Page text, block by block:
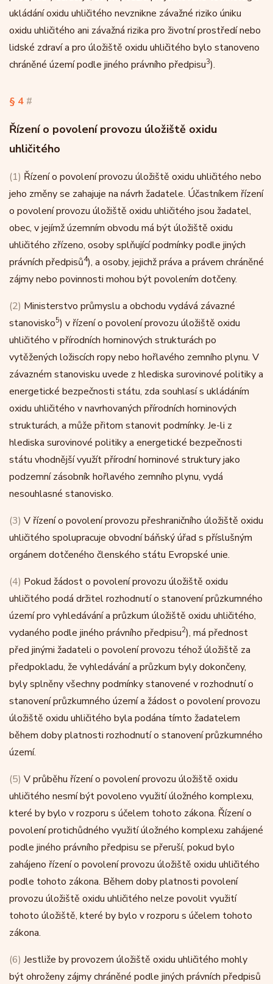
ukládání oxidu uhličitého nevznikne závažné riziko úniku
oxidu uhličitého ani závažná rizika pro životní prostředí nebo
lidské zdraví a pro úložiště oxidu uhličitého bylo stanoveno
chráněné území podle jiného právního předpisu3).
§ 4 #
Řízení o povolení provozu úložiště oxidu
uhličitého
(1) Řízení o povolení provozu úložiště oxidu uhličitého nebo
jeho změny se zahajuje na návrh žadatele. Účastníkem řízení
o povolení provozu úložiště oxidu uhličitého jsou žadatel,
obec, v jejímž územním obvodu má být úložiště oxidu
uhličitého zřízeno, osoby splňující podmínky podle jiných
právních předpisů4), a osoby, jejichž práva a právem chráněné
zájmy nebo povinnosti mohou být povolením dotčeny.
(2) Ministerstvo průmyslu a obchodu vydává závazné
stanovisko5) v řízení o povolení provozu úložiště oxidu
uhličitého v přírodních horninových strukturách po
vytěžených ložiscích ropy nebo hořlavého zemního plynu. V
závazném stanovisku uvede z hlediska surovinové politiky a
energetické bezpečnosti státu, zda souhlasí s ukládáním
oxidu uhličitého v navrhovaných přírodních horninových
strukturách, a může přitom stanovit podmínky. Je-li z
hlediska surovinové politiky a energetické bezpečnosti
státu vhodnější využít přírodní horninové struktury jako
podzemní zásobník hořlavého zemního plynu, vydá
nesouhlasné stanovisko.
(3) V řízení o povolení provozu přeshraničního úložiště oxidu
uhličitého spolupracuje obvodní báňský úřad s příslušným
orgánem dotčeného členského státu Evropské unie.
(4) Pokud žádost o povolení provozu úložiště oxidu
uhličitého podá držitel rozhodnutí o stanovení průzkumného
území pro vyhledávání a průzkum úložiště oxidu uhličitého,
vydaného podle jiného právního předpisu2), má přednost
před jinými žadateli o povolení provozu téhož úložiště za
předpokladu, že vyhledávání a průzkum byly dokončeny,
byly splněny všechny podmínky stanovené v rozhodnutí o
stanovení průzkumného území a žádost o povolení provozu
úložiště oxidu uhličitého byla podána tímto žadatelem
během doby platnosti rozhodnutí o stanovení průzkumného
území.
(5) V průběhu řízení o povolení provozu úložiště oxidu
uhličitého nesmí být povoleno využití úložného komplexu,
které by bylo v rozporu s účelem tohoto zákona. Řízení o
povolení protichůdného využití úložného komplexu zahájené
podle jiného právního předpisu se přeruší, pokud bylo
zahájeno řízení o povolení provozu úložiště oxidu uhličitého
podle tohoto zákona. Během doby platnosti povolení
provozu úložiště oxidu uhličitého nelze povolit využití
tohoto úložiště, které by bylo v rozporu s účelem tohoto
zákona.
(6) Jestliže by provozem úložiště oxidu uhličitého mohly
být ohroženy zájmy chráněné podle jiných právních předpisů